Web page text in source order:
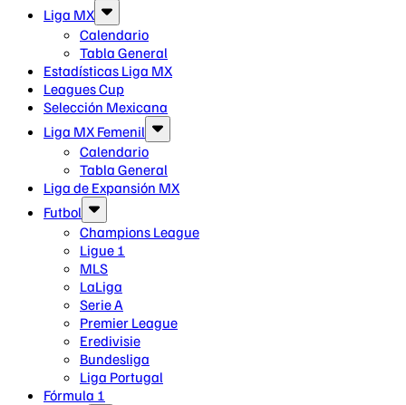
Liga MX
Calendario
Tabla General
Estadísticas Liga MX
Leagues Cup
Selección Mexicana
Liga MX Femenil
Calendario
Tabla General
Liga de Expansión MX
Futbol
Champions League
Ligue 1
MLS
LaLiga
Serie A
Premier League
Eredivisie
Bundesliga
Liga Portugal
Fórmula 1